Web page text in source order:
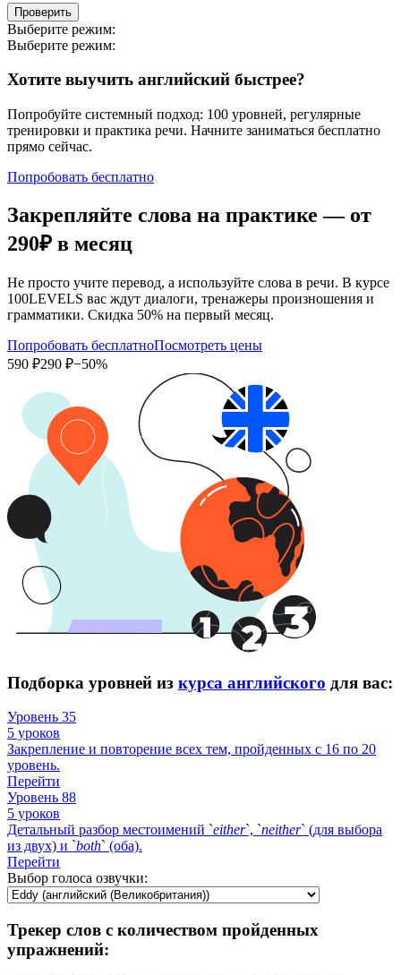
Проверить
Выберите режим:
Выберите режим:
Хотите выучить английский быстрее?
Попробуйте системный подход: 100 уровней, регулярные
тренировки и практика речи. Начните заниматься бесплатно
прямо сейчас.
Попробовать бесплатно
Закрепляйте слова на практике — от
290₽ в месяц
Не просто учите перевод, а используйте слова в речи. В курсе
100LEVELS вас ждут диалоги, тренажеры произношения и
грамматики. Скидка 50% на первый месяц.
Попробовать бесплатноПосмотреть цены
590 ₽290 ₽−50%
Подборка уровней из курса английского для вас:
Уровень 35
5 уроков
Закрепление и повторение всех тем, пройденных с 16 по 20
уровень.
Перейти
Уровень 88
5 уроков
Детальный разбор местоимений `either`, `neither` (для выбора
из двух) и `both` (оба).
Перейти
Выбор голоса озвучки:
Трекер слов с количеством пройденных
упражнений: